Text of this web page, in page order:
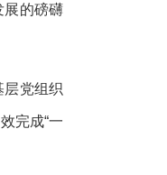
展的磅礴
层党组织
完成“一